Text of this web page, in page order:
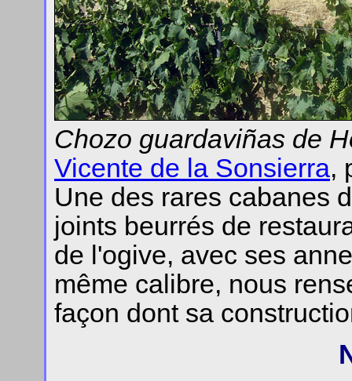
Chozo guardaviñas de
Vicente de la Sonsierra,
Une des rares cabanes
joints beurrés de
de l'ogive, avec ses
même calibre, nous
façon dont sa